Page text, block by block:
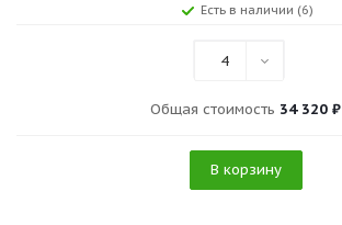
Есть в наличии (6)
4
Общая стоимость 34 320 ₽
В корзину